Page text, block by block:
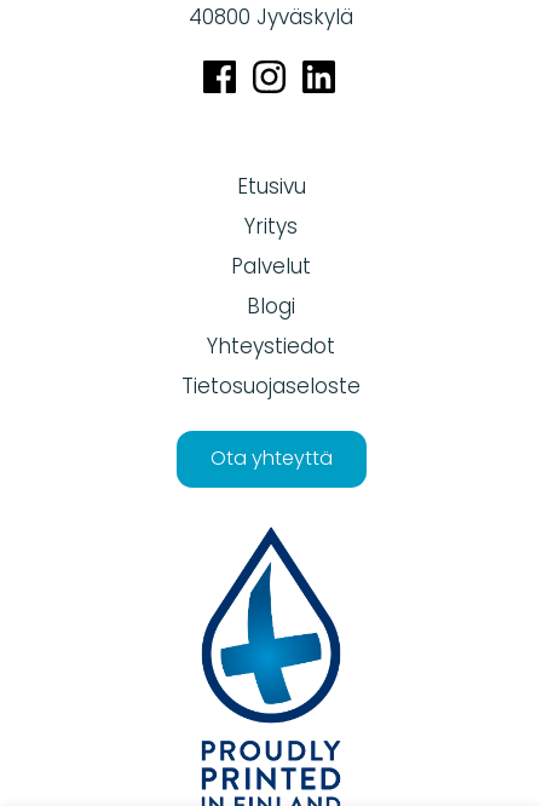
40800 Jyväskylä
Etusivu
Yritys
Palvelut
Blogi
Yhteystiedot
Tietosuojaseloste
Ota yhteyttä